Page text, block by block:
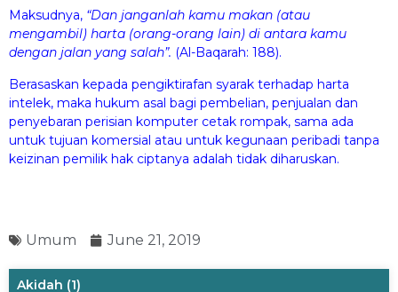
Maksudnya, “Dan janganlah kamu makan (atau
mengambil) harta (orang-orang lain) di antara kamu
dengan jalan yang salah”. (Al-Baqarah: 188).
Berasaskan kepada pengiktirafan syarak terhadap harta
intelek, maka hukum asal bagi pembelian, penjualan dan
penyebaran perisian komputer cetak rompak, sama ada
untuk tujuan komersial atau untuk kegunaan peribadi tanpa
keizinan pemilik hak ciptanya adalah tidak diharuskan.
Umum June 21, 2019
Akidah (1)